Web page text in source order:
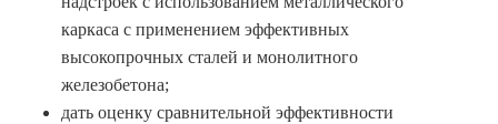
каркаса с применением эффективных
высокопрочных сталей и монолитного
железобетона;
дать оценку сравнительной эффективности